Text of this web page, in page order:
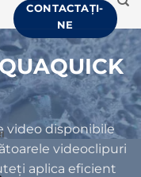
CONTACTAȚI-
NE
video disponibile
videoclipuri
aplica eficient